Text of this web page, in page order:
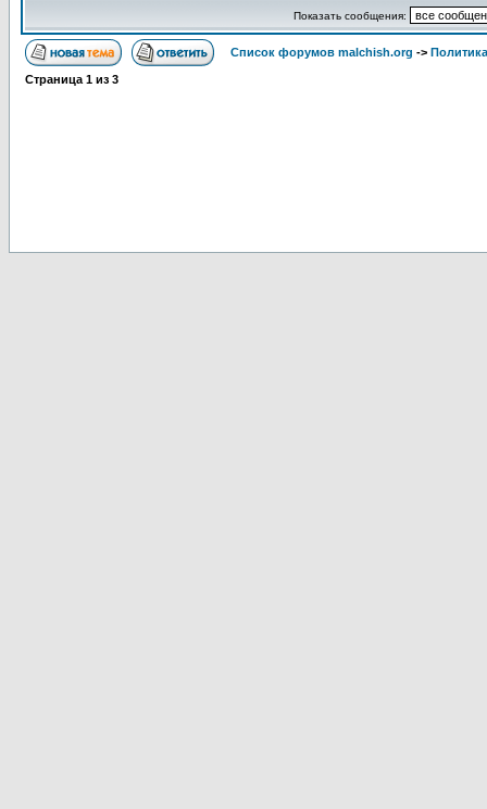
Показать сообщения:
Список форумов malchish.org ->
Страница 1 из 3